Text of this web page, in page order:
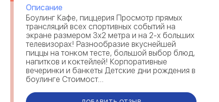
Описание
Боулинг Кафе, пиццерия Просмотр прямых
трансляций всех спортивных событий на
экране размером 3х2 метра и на 2-х больших
телевизорах! Разнообразие вкуснейшей
пиццы на тонком тесте, большой выбор блюд,
напитков и коктейлей! Корпоративные
вечеринки и банкеты Детские дни рождения в
боулинге Стоимост...